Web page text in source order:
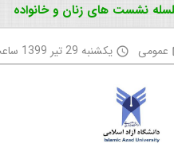
نشست های زنان و خانواده
عمومی access_time یکشنبه 29 تیر 1399 ساعت 8:19